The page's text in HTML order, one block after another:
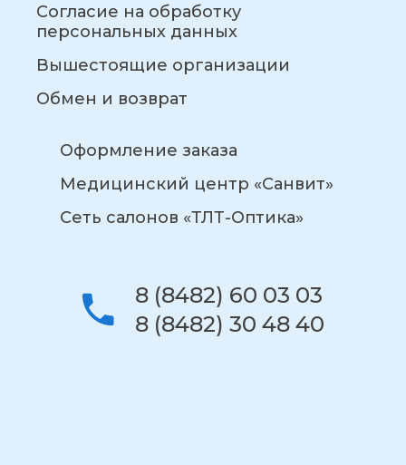
Согласие на обработку
персональных данных
Вышестоящие организации
Обмен и возврат
Оформление заказа
Медицинский центр «Санвит»
Сеть салонов «ТЛТ-Оптика»
8 (8482) 60 03 03
8 (8482) 30 48 40